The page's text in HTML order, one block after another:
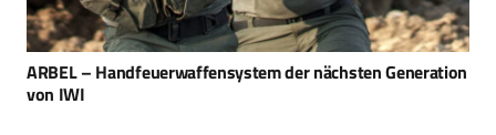
ARBEL – Handfeuerwaffensystem der nächsten Generation
von IWI